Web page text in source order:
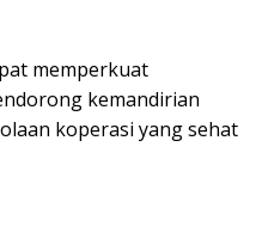
memperkuat
kemandirian
koperasi yang sehat